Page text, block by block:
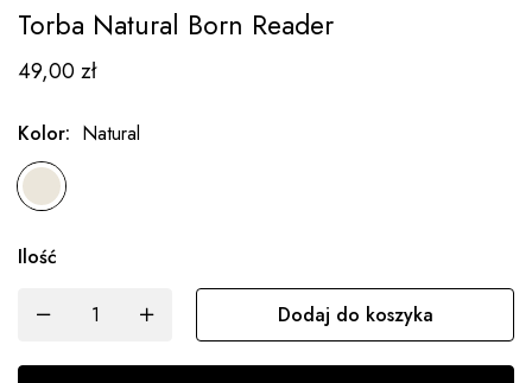
Torba Natural Born Reader
49,00zł
Kolor: Natural
Ilość
Dodaj do koszyka